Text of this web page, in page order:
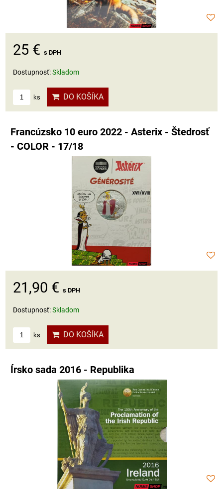
25 € s DPH
Dostupnosť:Skladom
ks DO KOŠÍKA
Francúzsko 10 euro 2022 - Asterix - Štedrosť
- COLOR - 17/18
21,90 € s DPH
Dostupnosť:Skladom
ks DO KOŠÍKA
Írsko sada 2016 - Republika